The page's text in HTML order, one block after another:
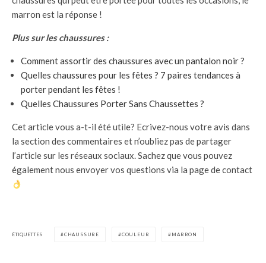
marron est la réponse !
Plus sur les chaussures :
Comment assortir des chaussures avec un pantalon noir ?
Quelles chaussures pour les fêtes ? 7 paires tendances à
porter pendant les fêtes !
Quelles Chaussures Porter Sans Chaussettes ?
Cet article vous a-t-il été utile? Ecrivez-nous votre avis dans
la section des commentaires et n’oubliez pas de partager
l’article sur les réseaux sociaux. Sachez que vous pouvez
également nous envoyer vos questions via la page de contact
ÉTIQUETTES CHAUSSURE COULEUR MARRON